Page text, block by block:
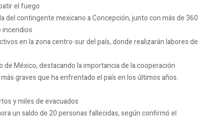
el fuego
del contingente mexicano a Concepción, junto con más de 360
incendios.
en la zona centro-sur del país, donde realizarán labores de
México, destacando la importancia de la cooperación
graves que ha enfrentado el país en los últimos años.
y miles de evacuados
un saldo de 20 personas fallecidas, según confirmó el